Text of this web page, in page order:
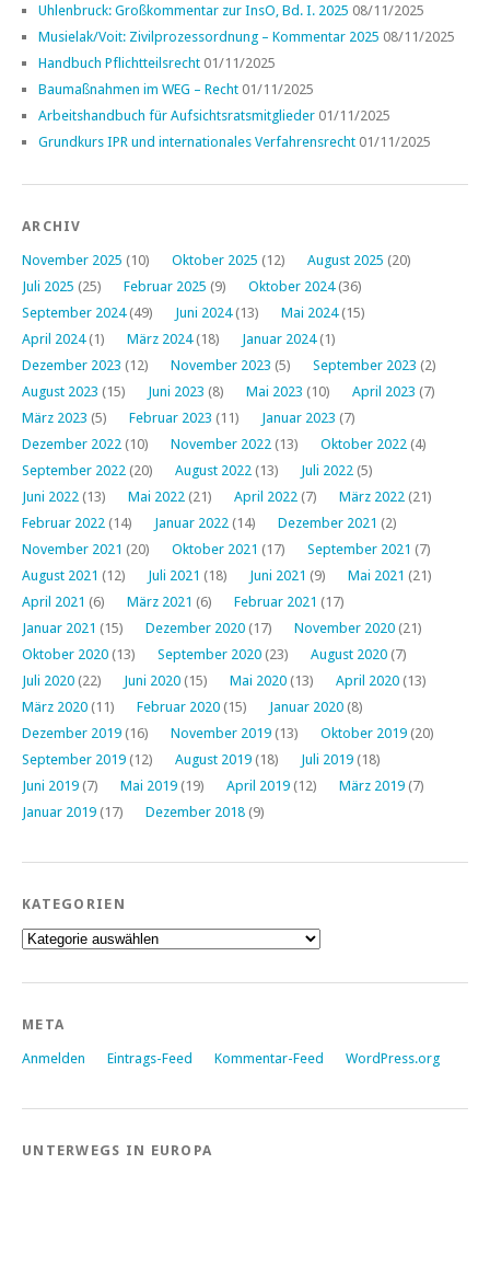
Uhlenbruck: Großkommentar zur InsO, Bd. I. 2025 08/11/2025
Musielak/Voit: Zivilprozessordnung – Kommentar 2025 08/11/2025
Handbuch Pflichtteilsrecht 01/11/2025
Baumaßnahmen im WEG – Recht 01/11/2025
Arbeitshandbuch für Aufsichtsratsmitglieder 01/11/2025
Grundkurs IPR und internationales Verfahrensrecht 01/11/2025
ARCHIV
November 2025 (10) Oktober 2025 (12) August 2025 (20)
Juli 2025 (25) Februar 2025 (9) Oktober 2024(36)
September 2024(49) Juni 2024(13) Mai 2024(15)
April 2024(1) März 2024(18) Januar 2024(1)
Dezember 2023 (12) November 2023 (5) September 2023 (2)
August 2023 (15) Juni 2023 (8) Mai 2023 (10) April 2023 (7)
März 2023 (5) Februar 2023 (11) Januar 2023 (7)
Dezember 2022 (10) November 2022 (13) Oktober 2022 (4)
September 2022 (20) August 2022 (13) Juli 2022 (5)
Juni 2022 (13) Mai 2022 (21) April 2022 (7) März 2022 (21)
Februar 2022 (14) Januar 2022 (14) Dezember 2021 (2)
November 2021 (20) Oktober 2021 (17) September 2021 (7)
August 2021 (12) Juli 2021 (18) Juni 2021 (9) Mai 2021 (21)
April 2021 (6) März 2021 (6) Februar 2021 (17)
Januar 2021 (15) Dezember 2020 (17) November 2020 (21)
Oktober 2020 (13) September 2020 (23) August 2020 (7)
Juli 2020 (22) Juni 2020 (15) Mai 2020 (13) April 2020 (13)
März 2020 (11) Februar 2020 (15) Januar 2020 (8)
Dezember 2019 (16) November 2019 (13) Oktober 2019 (20)
September 2019 (12) August 2019 (18) Juli 2019 (18)
Juni 2019 (7) Mai 2019 (19) April 2019 (12) März 2019 (7)
Januar 2019 (17) Dezember 2018 (9)
KATEGORIEN
Kategorien
META
Anmelden Eintrags-Feed Kommentar-Feed WordPress.org
UNTERWEGS IN EUROPA